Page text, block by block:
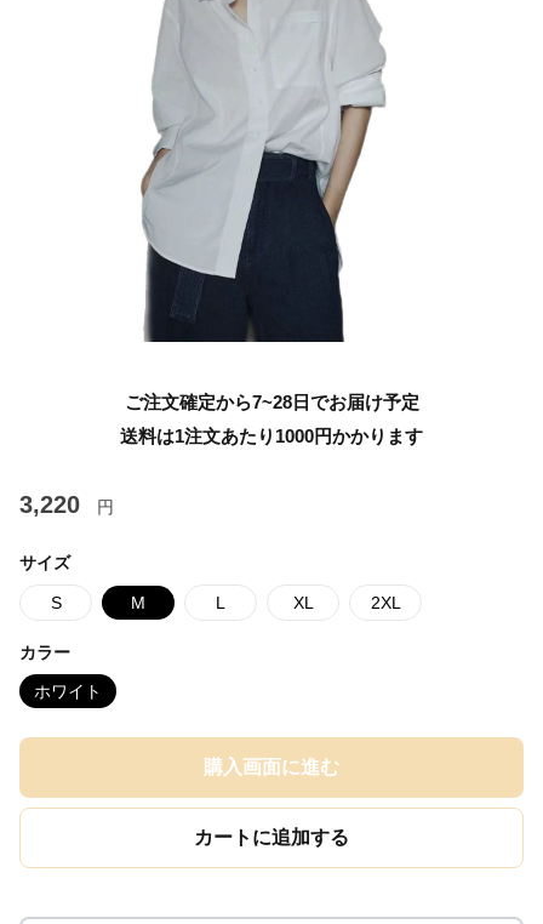
ご注文確定から7~28日でお届け予定
送料は1注文あたり 1000円かかります
3,220 円
サイズ
S M L XL 2XL
カラー
ホワイト
購入画面に進む
カートに追加する